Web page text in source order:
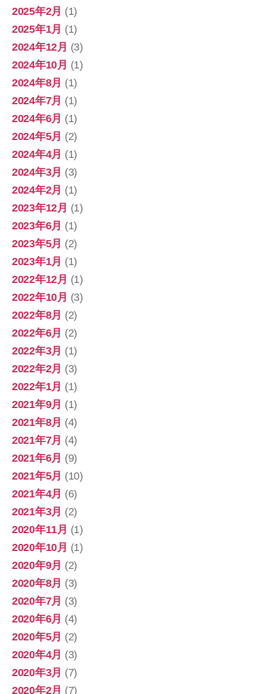
2025年2月 (1)
2025年1月 (1)
2024年12月 (3)
2024年10月 (1)
2024年8月 (1)
2024年7月 (1)
2024年6月 (1)
2024年5月 (2)
2024年4月 (1)
2024年3月 (3)
2024年2月 (1)
2023年12月 (1)
2023年6月 (1)
2023年5月 (2)
2023年1月 (1)
2022年12月 (1)
2022年10月 (3)
2022年8月 (2)
2022年6月 (2)
2022年3月 (1)
2022年2月 (3)
2022年1月 (1)
2021年9月 (1)
2021年8月 (4)
2021年7月 (4)
2021年6月 (9)
2021年5月 (10)
2021年4月 (6)
2021年3月 (2)
2020年11月 (1)
2020年10月 (1)
2020年9月 (2)
2020年8月 (3)
2020年7月 (3)
2020年6月 (4)
2020年5月 (2)
2020年4月 (3)
2020年3月 (7)
2020年2月 (7)